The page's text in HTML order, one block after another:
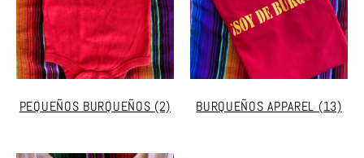
PEQUEÑOS BURQUEÑOS (2) BURQUEÑOS APPAREL (13)